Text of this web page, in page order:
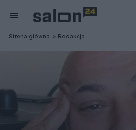
Strona główna Redakcja